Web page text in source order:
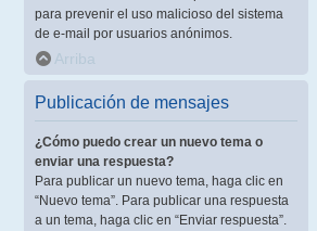
para prevenir el uso malicioso del sistema
de e-mail por usuarios anónimos.
Arriba
Publicación de mensajes
¿Cómo puedo crear un nuevo tema o
enviar una respuesta?
Para publicar un nuevo tema, haga clic en
“Nuevo tema”. Para publicar una respuesta
a un tema, haga clic en “Enviar respuesta”.